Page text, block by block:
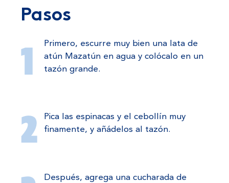
Pasos
Primero, escurre muy bien una lata de
atún Mazatún en agua y colócalo en un
tazón grande.
Pica las espinacas y el cebollín muy
finamente, y añádelos al tazón.
Después, agrega una cucharada de